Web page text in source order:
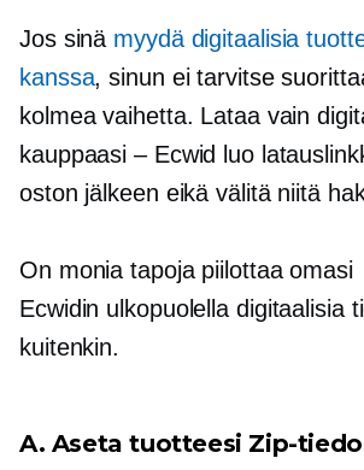
Jos sinä myydä digitaalisia
kanssa, sinun ei tarvitse
kolmea vaihetta. Lataa vain
kauppaasi – Ecwid luo
oston jälkeen eikä välitä niitä
On monia tapoja piilottaa omasi
Ecwidin ulkopuolella digitaalisia
kuitenkin.
A. Aseta tuotteesi Zip-